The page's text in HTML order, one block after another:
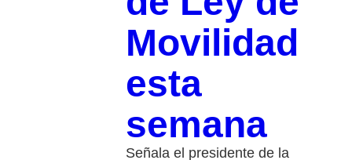
Movilidad
esta
semana
Señala el presidente de la